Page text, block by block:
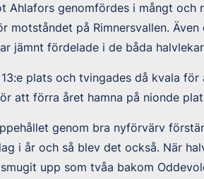
Ahlafors genomfördes i mångt och
motståndet på Rimnersvallen.
jämnt fördelade i de båda
plats och tvingades då kvala
att förra året hamna på nionde
genom bra nyförvärv
i år och så blev det också. När
upp som tvåa bakom